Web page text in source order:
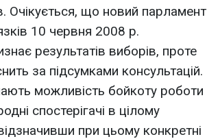
Очікується, що новий парламент
10 червня 2008 р.
результатів виборів, проте
за підсумками консультацій.
можливість бойкоту роботи
спостерігачі в цілому
при цьому конкретні